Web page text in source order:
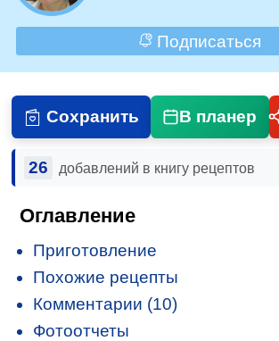
Подписаться
Сохранить В планер
26 добавлений в книгу рецептов
Оглавление
Приготовление
Похожие рецепты
Комментарии (10)
Фотоотчеты